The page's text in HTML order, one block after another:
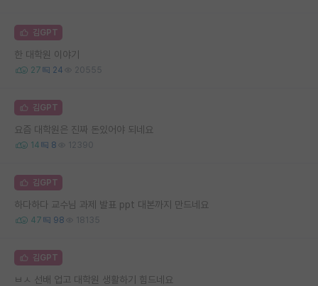
김GPT
한 대학원 이야기
27 24 20555
김GPT
요즘 대학원은 진짜 돈있어야 되네요
14 8 12390
김GPT
하다하다 교수님 과제 발표 ppt 대본까지 만드네요
47 98 18135
김GPT
ㅂㅅ 선배 업고 대학원 생활하기 힘드네요